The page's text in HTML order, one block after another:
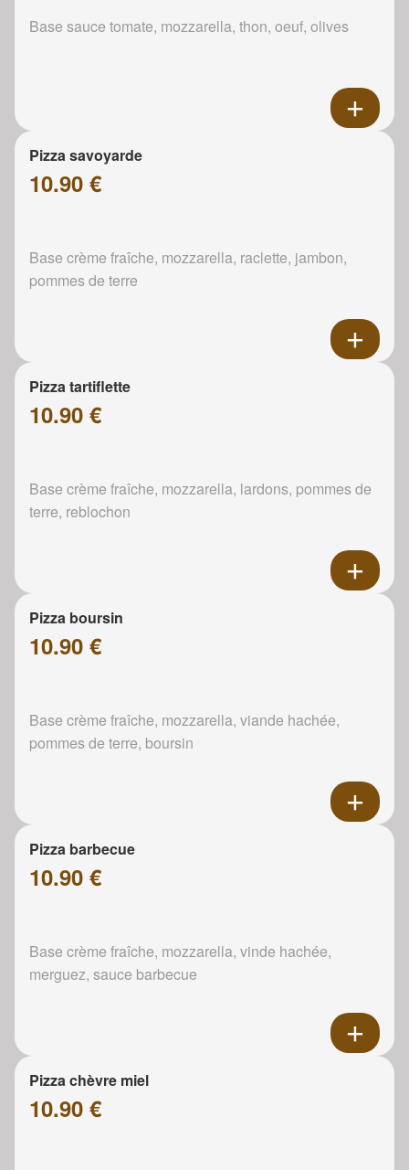
Base sauce tomate, mozzarella, thon, oeuf, olives
Pizza savoyarde
10.90 €
Base crème fraîche, mozzarella, raclette, jambon,
pommes de terre
Pizza tartiflette
10.90 €
Base crème fraîche, mozzarella, lardons, pommes de
terre, reblochon
Pizza boursin
10.90 €
Base crème fraîche, mozzarella, viande hachée,
pommes de terre, boursin
Pizza barbecue
10.90 €
Base crème fraîche, mozzarella, vinde hachée,
merguez, sauce barbecue
Pizza chèvre miel
10.90 €